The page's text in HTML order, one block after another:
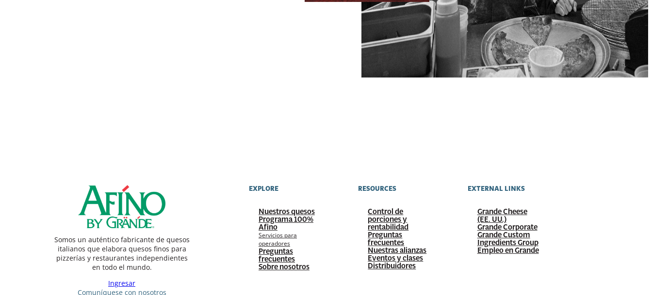
Somos un auténtico fabricante de quesos
italianos que elabora quesos finos para
pizzerías y restaurantes independientes
en todo el mundo.
Ingresar
Comuníquese con nosotros
EXPLORE
Nuestros quesos
Programa 100%
Afino
Servicios para
operadores
Preguntas
frecuentes
Sobre nosotros
RESOURCES
Control de
porciones y
rentabilidad
Preguntas
frecuentes
Nuestras alianzas
Eventos y clases
Distribuidores
EXTERNAL LINKS
Grande Cheese
(EE. UU.)
Grande Corporate
Grande Custom
Ingredients Group
Empleo en Grande